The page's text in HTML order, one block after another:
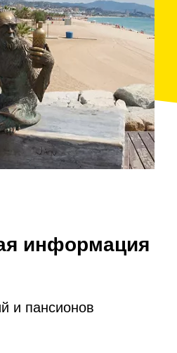
информация
и пансионов